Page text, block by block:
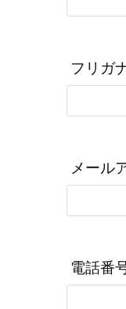
フリガ
メール
電話番